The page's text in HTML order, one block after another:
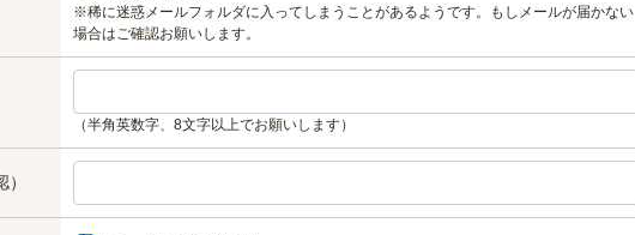
※稀に迷惑メールフォルダに入ってしまうことがあるようです。もしメールが届かない
場合はご確認お願いします。
（半角英数字、8文字以上でお願いします）